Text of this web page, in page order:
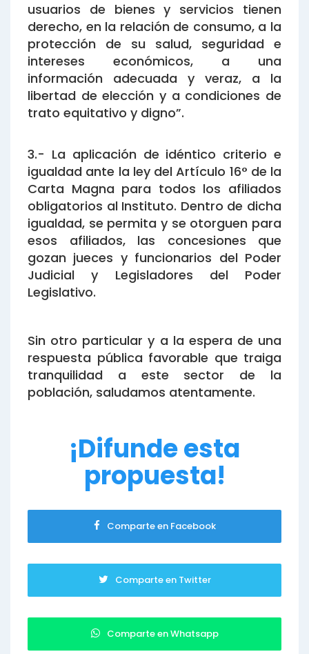
usuarios de bienes y servicios tienen
derecho, en la relación de consumo, a la
protección de su salud, seguridad e
intereses económicos, a una
información adecuada y veraz, a la
libertad de elección y a condiciones de
trato equitativo y digno”.
3.- La aplicación de idéntico criterio e
igualdad ante la ley del Artículo 16° de la
Carta Magna para todos los afiliados
obligatorios al Instituto. Dentro de dicha
igualdad, se permita y se otorguen para
esos afiliados, las concesiones que
gozan jueces y funcionarios del Poder
Judicial y Legisladores del Poder
Legislativo.
Sin otro particular y a la espera de una
respuesta pública favorable que traiga
tranquilidad a este sector de la
población, saludamos atentamente.
¡Difunde esta
propuesta!
Comparte en Facebook
Comparte en Twitter
Comparte en Whatsapp